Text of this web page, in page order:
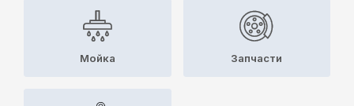
Мойка Запчасти